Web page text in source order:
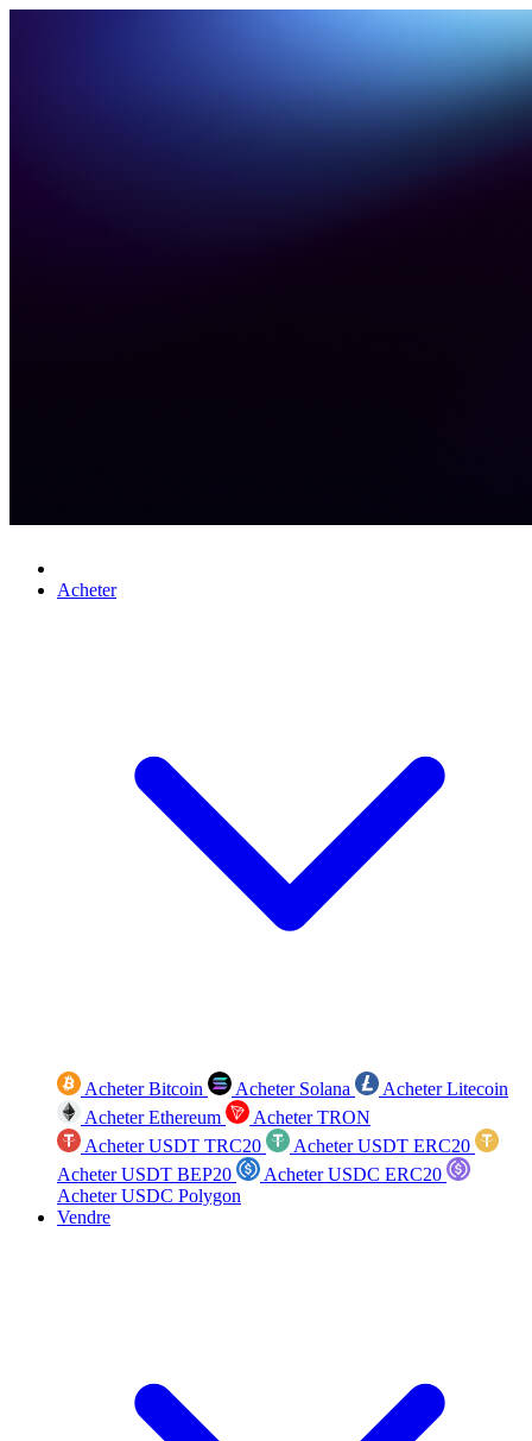
Acheter
Acheter Bitcoin Acheter Solana
Acheter Litecoin
Acheter Ethereum
Acheter TRON
Acheter USDT TRC20
Acheter USDT ERC20
Acheter USDT BEP20
Acheter USDC ERC20
Acheter USDC Polygon
Vendre